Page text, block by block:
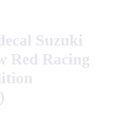
Suzuki
Red Racing